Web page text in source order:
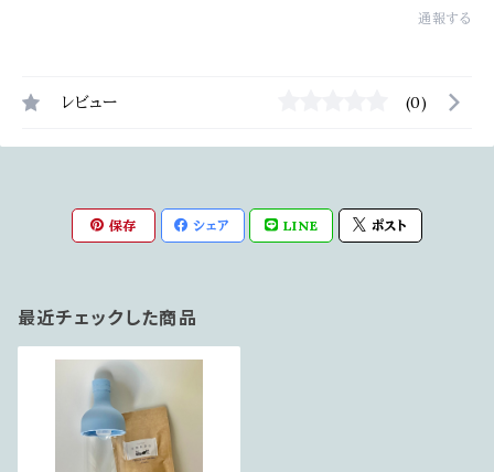
通報する
レビュー (0)
保存 シェア LINE ポスト
最近チェックした商品